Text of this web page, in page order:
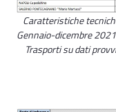
Caratteristiche
Gennaio-dicembre
Trasporti su dati